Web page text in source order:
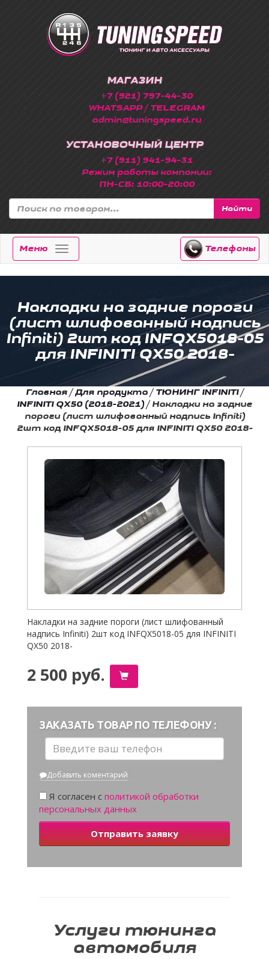
МАГАЗИН
+7 (921) 797-44-30
WHATSAPP / TELEGRAM
admin@tuningspeed.ru
УСТАНОВОЧНЫЙ ЦЕНТР
+7 (911) 941-94-31
Режим работы компании:
ПН-СБ: 10:00-20:00
Найти
Меню Телефоны
Накладки на задние пороги
(лист шлифованный надпись
Infiniti) 2шт код INFQX5018-05
для INFINITI QX50 2018-
Главная /Для продукта /ТЮНИНГ INFINITI /
INFINITI QX50 (2018-2021) /Накладки на задние
пороги (лист шлифованный надпись Infiniti)
2шт код INFQX5018-05 для INFINITI QX50 2018-
Накладки на задние пороги (лист шлифованный
надпись Infiniti) 2шт код INFQX5018-05 для INFINITI
QX50 2018-
2 500 руб.
ЗАКАЗАТЬ ТОВАР ПО ТЕЛЕФОНУ :
Добавить коментарий
Я согласен с политикой обработки
персональных данных
Отправить заявку
Услуги тюнинга
автомобиля